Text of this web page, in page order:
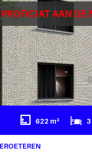
PROFICIAT AAN DE
622 m² 3